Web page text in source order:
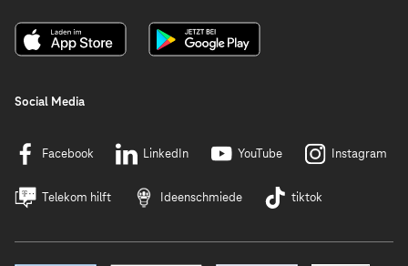
Social Media
Facebook LinkedIn YouTube Instagram
Telekom hilft Ideenschmiede tiktok